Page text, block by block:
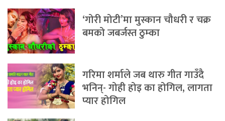
‘गोरी मोटी’मा मुस्कान चौधरी र चक्र
बमको जबर्जस्त ठुम्का
गरिमा शर्माले जब थारु गीत गाउँदै
भनिन्- गोही होइ का होगिल, लागता
प्यार होगिल